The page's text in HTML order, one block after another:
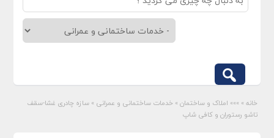
خانه » »»» املاک و ساختمان » خدمات ساختمانی و عمرانی » سازه چادری غشا-سقف
تاشو رستوران و کافی شاپ